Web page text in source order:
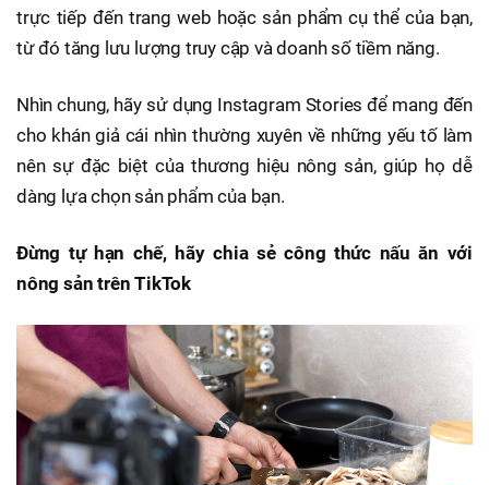
trực tiếp đến trang web hoặc sản phẩm cụ thể của bạn,
từ đó tăng lưu lượng truy cập và doanh số tiềm năng.
Nhìn chung, hãy sử dụng Instagram Stories để mang đến
cho khán giả cái nhìn thường xuyên về những yếu tố làm
nên sự đặc biệt của thương hiệu nông sản, giúp họ dễ
dàng lựa chọn sản phẩm của bạn.
Đừng tự hạn chế, hãy chia sẻ công thức nấu ăn với
nông sản trên TikTok